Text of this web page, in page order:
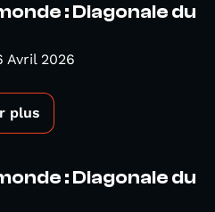
: Diagonale du
Avril 2026
plus
: Diagonale du